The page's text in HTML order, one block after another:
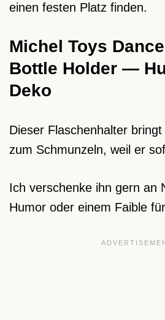
einen festen Platz finden.
Michel Toys
Bottle Holder —
Deko
Dieser Flaschenhalter
zum Schmunzeln, weil er
Ich verschenke ihn gern an
Humor oder einem Faible